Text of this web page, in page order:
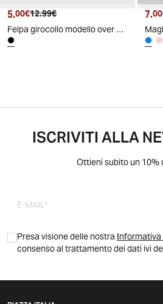
Prezzo attuale
5.00€ Prezzo originale
12.99€
Felpa girocollo modello over con ricamo a rilievo - Nero
7.
ISCRIVITI ALLA
Ottieni subito un
Presa visione delle nostra
consenso al trattamento dei dati ivi